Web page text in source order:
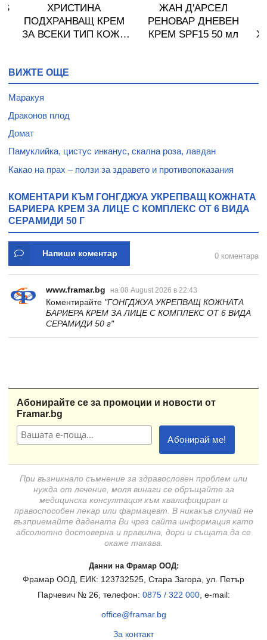
ХРИСТИНА
ПОДХРАНВАЩ КРЕМ
ЗА ВСЕКИ ТИП КОЖА
ЖАН Д'АРСЕЛ
РЕНОВАР ДНЕВЕН
КРЕМ SPF15 50 мл
ВИЖТЕ ОЩЕ
Маракуя
Драконов плод
Домат
Памуклийка, цистус инканус, скална роза, лавдан
Какао на прах – ползи за здравето и противопоказания
КОМЕНТАРИ КЪМ ГОНГДЖУА УКРЕПВАЩ КОЖНАТА
БАРИЕРА КРЕМ ЗА ЛИЦЕ С КОМПЛЕКС ОТ 6 ВИДА
СЕРАМИДИ 50 Г
Напиши коментар 0 коментара
www.framar.bg на 08 August 2026 в 22:43
Коментирайте "ГОНГДЖУА УКРЕПВАЩ КОЖНАТА
БАРИЕРА КРЕМ ЗА ЛИЦЕ С КОМПЛЕКС ОТ 6 ВИДА
СЕРАМИДИ 50 г"
Абонирайте се за промоции и новости от
Framar.bg
При възникнало съмнение за здравословен проблем или
нужда от лечение, моля винаги се обръщайте за
медицинска консултация към квалифициран и
правоспособен лекар или фармацевт. В никакъв случай не
възприемайте дадената Ви чрез сайта информация като
абсолютно достоверна и правилна, дори и същата да се
окаже такава.
Данни на Фрамар ООД:
Фрамар ООД, ЕИК: 123732525, Стара Загора, ул. Петър
Парчевич № 26, телефон: 0875 / 322 000, e-mail:
office@framar.bg
За контакт